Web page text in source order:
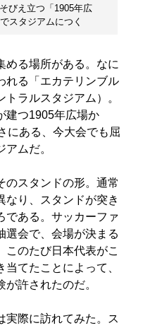
びえ立つ「1905年広
スタジアムにつく
る場所がある。なに
れる「エカテリンブル
ラルスタジアム）。
建つ1905年広場か
にある、今大会でも屈
ムだ。
スタンドの形。通常
なり、スタンドが突き
である。サッカーファ
選会で、会場が決まる
このたび日本代表がこ
てたことによって、
が許されたのだ。
際に訪れてみた。ス